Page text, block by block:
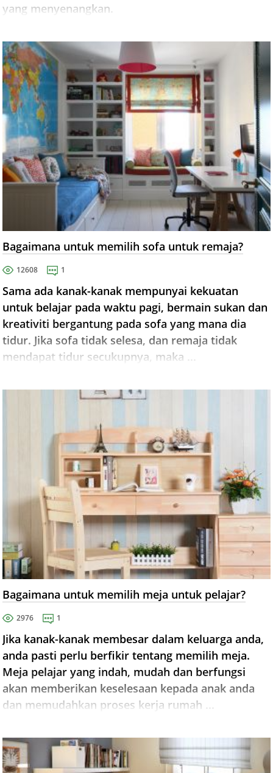
yang menyenangkan.
Bagaimana untuk memilih sofa untuk remaja?
12608 1
Sama ada kanak-kanak mempunyai kekuatan
untuk belajar pada waktu pagi, bermain sukan dan
kreativiti bergantung pada sofa yang mana dia
tidur. Jika sofa tidak selesa, dan remaja tidak
mendapat tidur secukupnya, maka ...
Bagaimana untuk memilih meja untuk pelajar?
2976 1
Jika kanak-kanak membesar dalam keluarga anda,
anda pasti perlu berfikir tentang memilih meja.
Meja pelajar yang indah, mudah dan berfungsi
akan memberikan keselesaan kepada anak anda
dan memudahkan proses kerja rumah ...